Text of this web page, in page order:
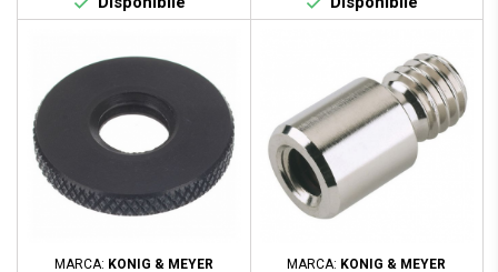
MARCA: KONIG & MEYER MARCA: KONIG & MEYER